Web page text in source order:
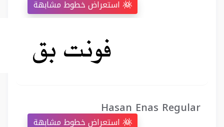
Hasan Enas Regular